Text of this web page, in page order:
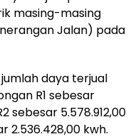
masing-masing
Jalan) pada
daya terjual
R1 sebesar
sebesar 5.578.912,00
2.536.428,00 kwh.